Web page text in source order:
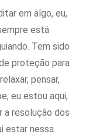
em algo, eu,
está
Tem sido
proteção para
pensar,
eu estou aqui,
a resolução dos
estar nessa.